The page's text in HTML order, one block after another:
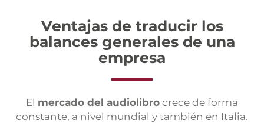
Ventajas de traducir los
balances generales de una
empresa
El mercado del audiolibro crece de forma
constante, a nivel mundial y también en Italia.